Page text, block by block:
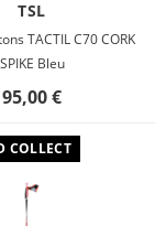
TSL
TACTIL C70 CORK
SPIKE Bleu
95,00 €
COLLECT